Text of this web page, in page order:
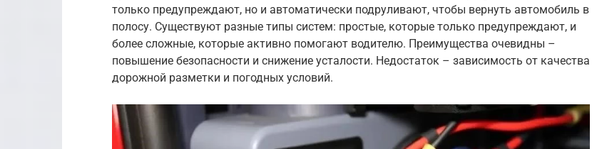
только предупреждают, но и автоматически подруливают, чтобы вернуть автомобиль в
полосу. Существуют разные типы систем: простые, которые только предупреждают, и
более сложные, которые активно помогают водителю. Преимущества очевидны –
повышение безопасности и снижение усталости. Недостаток – зависимость от качества
дорожной разметки и погодных условий.